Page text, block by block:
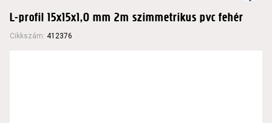
L-profil 15x15x1,0 mm 2m szimmetrikus pvc fehér
Cikkszám: 412376